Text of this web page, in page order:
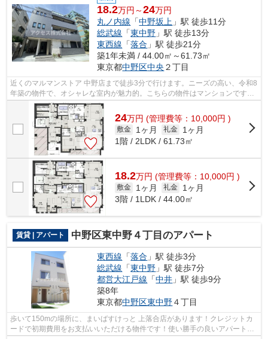
18.2万円～24万円
丸ノ内線 「中野坂上 」駅 徒歩11分
総武線 「東中野 」駅 徒歩13分
東西線 「落合 」駅 徒歩21分
築1年未満 / 44.00㎡～61.73㎡
東京都中野区中央 ２丁目
近くのマルマンストア 中野店まで徒歩3分で行けます。ニーズの高い、令和8
年築の物件で、オシャレな室内が魅力的。こちらの物件はマンションです。
シンプルながらも風の通り道がしっか...
24万円 (管理費等：10,000円 )
敷金 1ヶ月 礼金
1ヶ月
1階 / 2LDK / 61.73㎡
18.2万円 (管理費等：10,000円 )
敷金 1ヶ月 礼金
1ヶ月
3階 / 1LDK / 44.00㎡
賃貸 | アパート 中野区東中野４丁目のアパート
東西線 「落合 」駅 徒歩3分
総武線 「東中野 」駅 徒歩7分
都営大江戸線 「中井 」駅 徒歩9分
築8年
東京都中野区東中野４丁目
歩いて150mの場所に、まいばすけっと 上落合店があります！クレジットカ
ードで初期費用をお支払いいただける物件です！使い勝手の良いアパートで